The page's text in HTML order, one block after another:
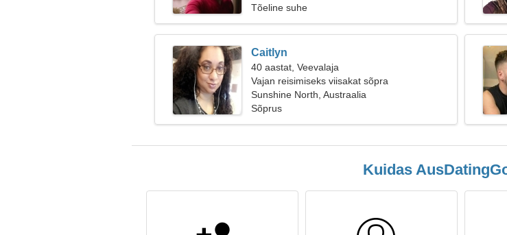
Tõeline suhe
Caitlyn
40 aastat, Veevalaja
Vajan reisimiseks viisakat sõpra
Sunshine North, Austraalia
Sõprus
Kuidas